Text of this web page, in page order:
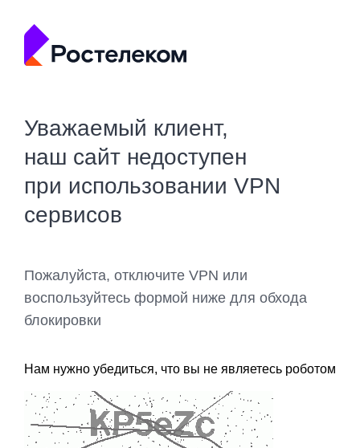
Уважаемый клиент,
наш сайт недоступен
при использовании VPN
сервисов
Пожалуйста, отключите VPN или
воспользуйтесь формой ниже для обхода
блокировки
Нам нужно убедиться, что вы не являетесь роботом